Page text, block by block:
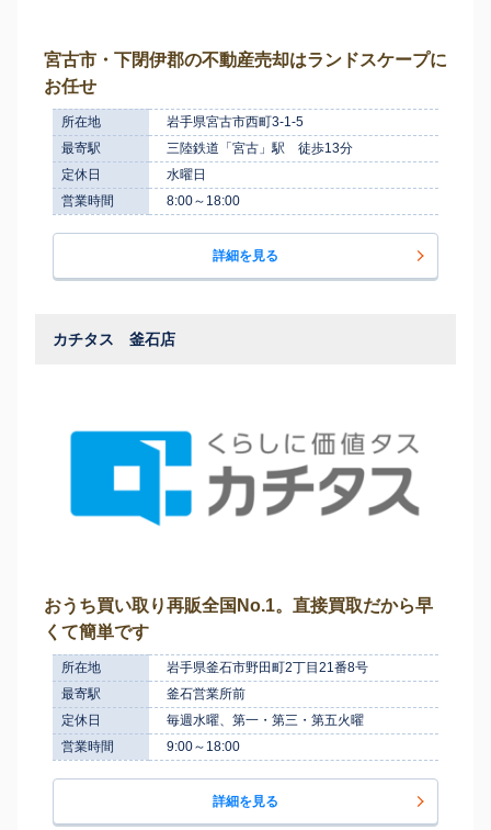
宮古市・下閉伊郡の不動産売却はランドスケープに
お任せ
所在地
岩手県宮古市西町3-1-5
最寄駅
三陸鉄道「宮古」駅 徒歩13分
定休日
水曜日
営業時間
8:00～18:00
詳細を見る
カチタス 釜石店
おうち買い取り再販全国No.1。直接買取だから早
くて簡単です
所在地
岩手県釜石市野田町2丁目21番8号
最寄駅
釜石営業所前
定休日
毎週水曜、第一・第三・第五火曜
営業時間
9:00～18:00
詳細を見る